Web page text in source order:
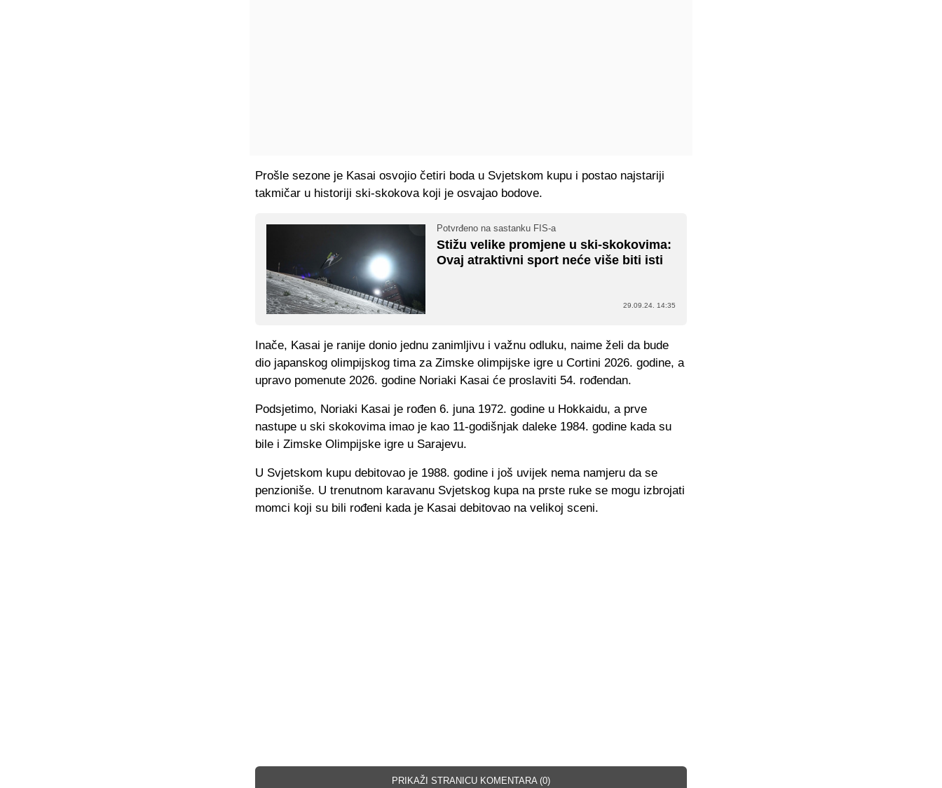
Prošle sezone je Kasai osvojio četiri boda u Svjetskom kupu i postao najstariji
takmičar u historiji ski-skokova koji je osvajao bodove.
Potvrđeno na sastanku FIS-a
Stižu velike promjene u ski-skokovima:
Ovaj atraktivni sport neće više biti isti
29.09.24. 14:35
Inače, Kasai je ranije donio jednu zanimljivu i važnu odluku, naime želi da bude
dio japanskog olimpijskog tima za Zimske olimpijske igre u Cortini 2026. godine, a
upravo pomenute 2026. godine Noriaki Kasai će proslaviti 54. rođendan.
Podsjetimo, Noriaki Kasai je rođen 6. juna 1972. godine u Hokkaidu, a prve
nastupe u ski skokovima imao je kao 11-godišnjak daleke 1984. godine kada su
bile i Zimske Olimpijske igre u Sarajevu.
U Svjetskom kupu debitovao je 1988. godine i još uvijek nema namjeru da se
penzioniše. U trenutnom karavanu Svjetskog kupa na prste ruke se mogu izbrojati
momci koji su bili rođeni kada je Kasai debitovao na velikoj sceni.
PRIKAŽI STRANICU KOMENTARA (0)